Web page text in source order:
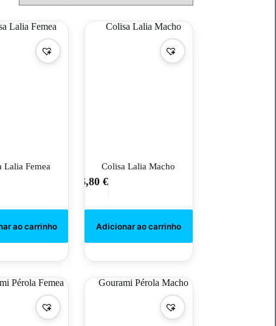
Lalia Femea Colisa Lalia Macho
6,80€